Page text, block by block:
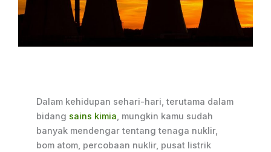
Dalam kehidupan sehari-hari, terutama dalam
bidang sains kimia, mungkin kamu sudah
banyak mendengar tentang tenaga nuklir,
bom atom, percobaan nuklir, pusat listrik